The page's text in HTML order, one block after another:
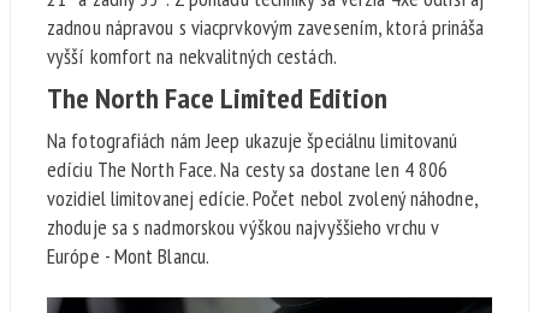
zadnou nápravou s viacprvkovým zavesením, ktorá prináša
vyšší komfort na nekvalitných cestách.
The North Face Limited Edition
Na fotografiách nám Jeep ukazuje špeciálnu limitovanú
edíciu The North Face. Na cesty sa dostane len 4 806
vozidiel limitovanej edície. Počet nebol zvolený náhodne,
zhoduje sa s nadmorskou výškou najvyššieho vrchu v
Európe - Mont Blancu.